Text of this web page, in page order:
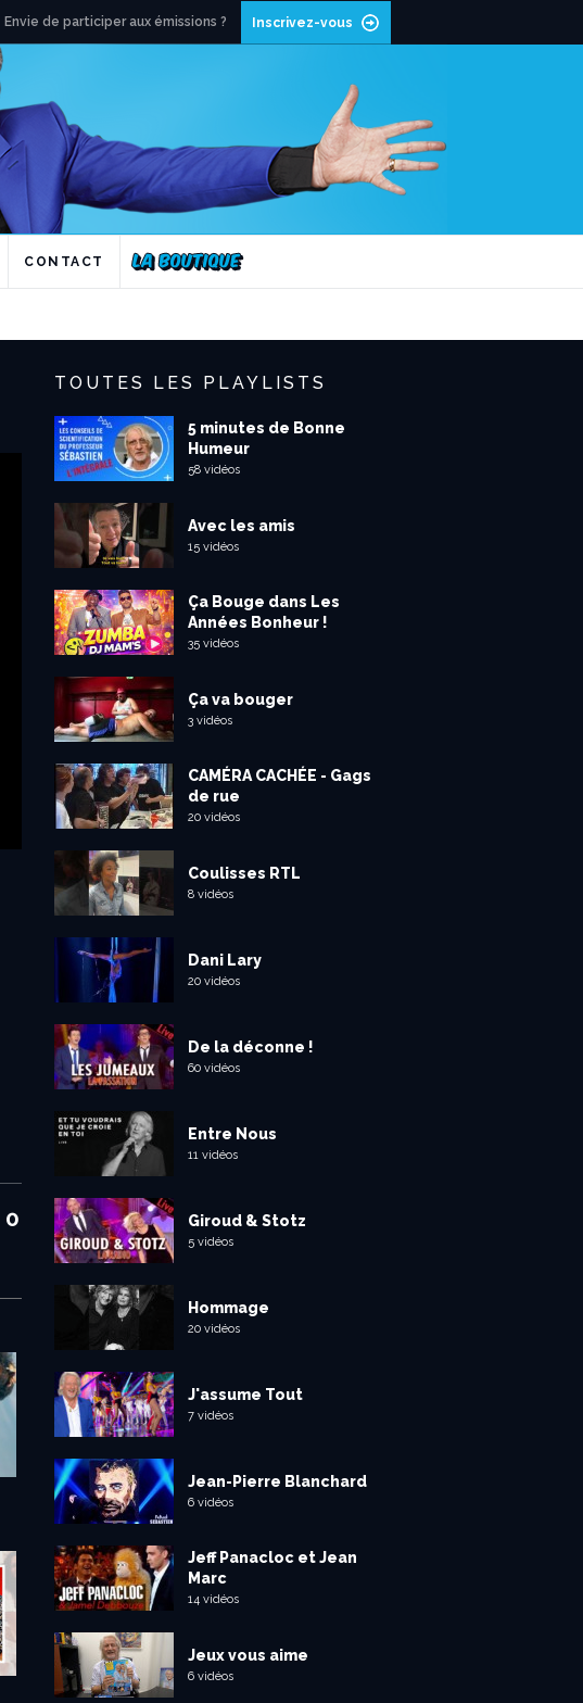
Envie de participer aux émissions ? Inscrivez-vous
CONTACT
0
TOUTES LES PLAYLISTS
5 minutes de Bonne
Humeur
58 vidéos
Avec les amis
15 vidéos
Ça Bouge dans Les
Années Bonheur !
35 vidéos
Ça va bouger
3 vidéos
CAMÉRA CACHÉE - Gags
de rue
20 vidéos
Coulisses RTL
8 vidéos
Dani Lary
20 vidéos
De la déconne !
60 vidéos
Entre Nous
11 vidéos
Giroud & Stotz
5 vidéos
Hommage
20 vidéos
J'assume Tout
7 vidéos
Jean-Pierre Blanchard
6 vidéos
Jeff Panacloc et Jean
Marc
14 vidéos
Jeux vous aime
6 vidéos